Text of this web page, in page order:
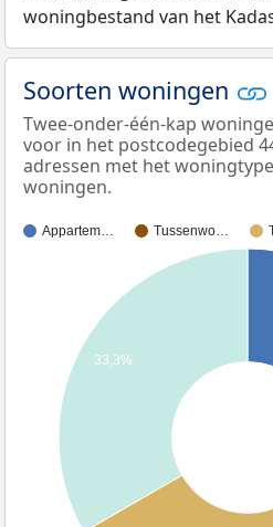
woningbestand van het
Soorten woningen
Twee-onder-één-kap
voor in het postcodegebied
adressen met het
woningen.
Appartem… Tussenwo…
33,3%